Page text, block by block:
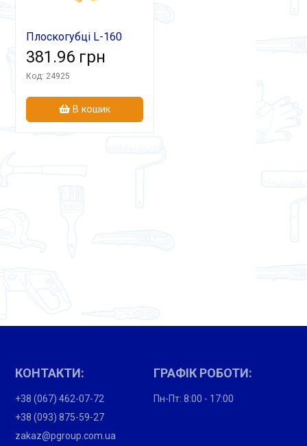
Плоскогубці L-160
комбіновані
381.96 грн
Код: 24925
В кошик
КОНТАКТИ:
+38 (067) 462-07-72
+38 (093) 875-59-27
zakaz@pgroup.com.ua
ГРАФІК РОБОТИ:
Пн-Пт: 8:00 - 17:00